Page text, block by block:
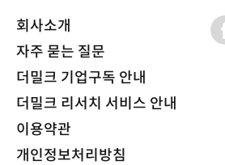
회사소개
자주 묻는 질문
더밀크 기업구독 안내
더밀크 리서치 서비스 안내
이용약관
개인정보처리방침